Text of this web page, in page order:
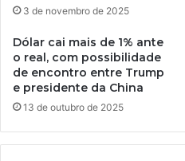
3 de novembro de 2025
Dólar cai mais de 1% ante
o real, com possibilidade
de encontro entre Trump
e presidente da China
13 de outubro de 2025